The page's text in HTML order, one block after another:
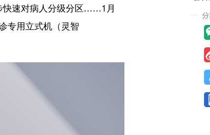
快速对病人分级分区……1月
专用立式机（灵智